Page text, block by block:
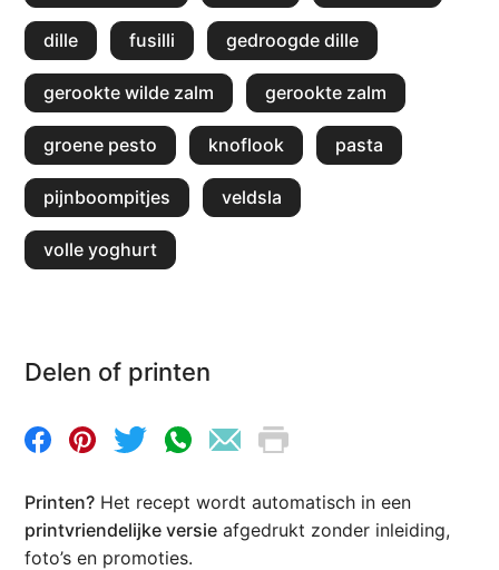
dille fusilli gedroogde dille
gerookte wilde zalm gerookte zalm
groene pesto knoflook pasta
pijnboompitjes veldsla
volle yoghurt
Delen of printen
Printen? Het recept wordt automatisch in een
printvriendelijke versie afgedrukt zonder inleiding,
foto’s en promoties.